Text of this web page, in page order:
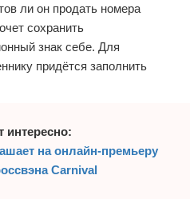
ли он продать номера
сохранить
знак себе. Для
придётся заполнить
интересно:
на онлайн-премьеру
Carnival